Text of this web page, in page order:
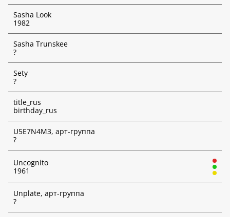
Выбрать творческое объединение
Наличие индикаторов инвестиционного риска
Неважно
Выбрать аукционный дом
Дата аукциона
Год
Sasha Look
1982
Sasha Trunskee
?
Sety
?
title_rus
birthday_rus
U5E7N4M3, арт-группа
?
Uncognito
1961
Unplate, арт-группа
?